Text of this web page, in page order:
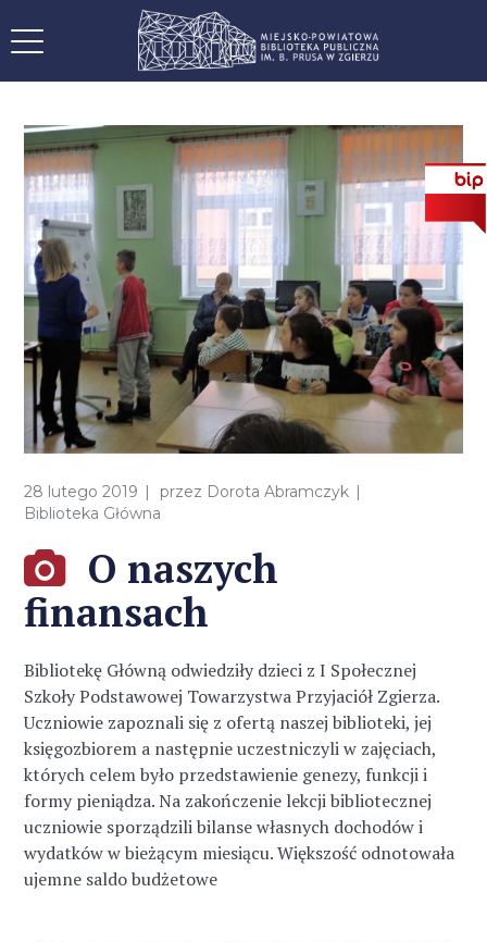
28 lutego 2019 przez Dorota Abramczyk
Biblioteka Główna
O naszych
finansach
Bibliotekę Główną odwiedziły dzieci z I Społecznej
Szkoły Podstawowej Towarzystwa Przyjaciół Zgierza.
Uczniowie zapoznali się z ofertą naszej biblioteki, jej
księgozbiorem a następnie uczestniczyli w zajęciach,
których celem było przedstawienie genezy, funkcji i
formy pieniądza. Na zakończenie lekcji bibliotecznej
uczniowie sporządzili bilanse własnych dochodów i
wydatków w bieżącym miesiącu. Większość odnotowała
ujemne saldo budżetowe